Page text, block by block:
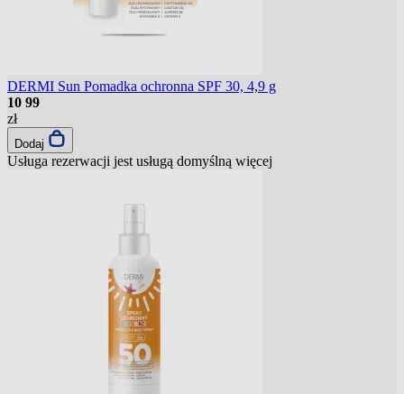
DERMI Sun Pomadka ochronna SPF 30, 4,9 g
10 99
zł
Dodaj
Usługa rezerwacji jest usługą domyślną więcej